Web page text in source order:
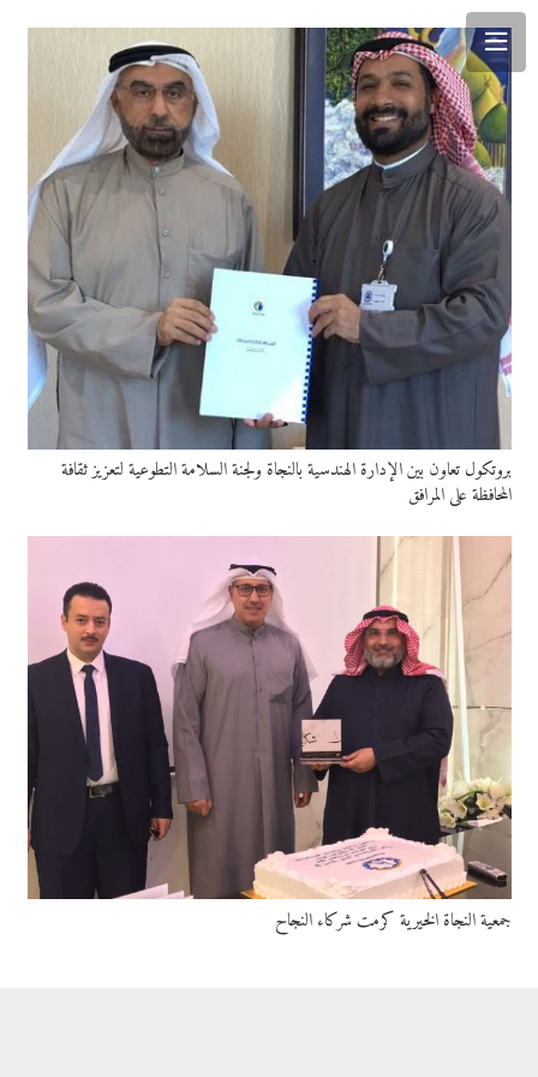
بروتكول تعاون بين الإدارة الهندسية بالنجاة ولجنة السلامة التطوعية لتعزيز ثقافة
المحافظة على المرافق
جمعية النجاة الخيرية كرمت شركاء النجاح